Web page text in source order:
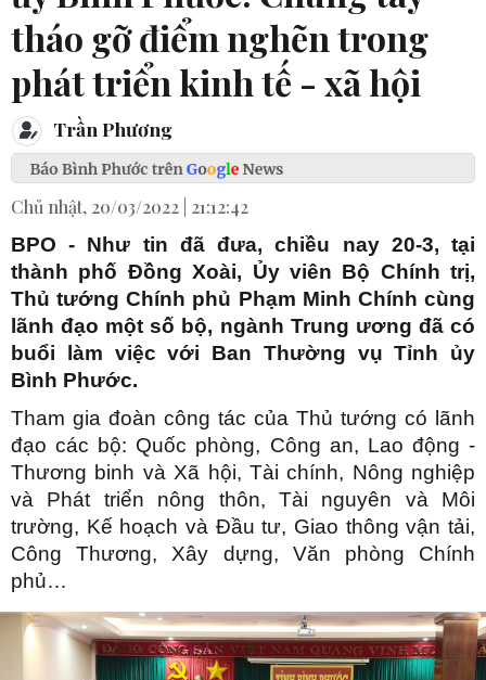
tháo gỡ điểm nghẽn trong
phát triển kinh tế - xã hội
Trần Phương
Chủ nhật, 20/03/2022 | 21:12:42
BPO - Như tin đã đưa, chiều nay 20-3, tại
thành phố Đồng Xoài, Ủy viên Bộ Chính trị,
Thủ tướng Chính phủ Phạm Minh Chính cùng
lãnh đạo một số bộ, ngành Trung ương đã có
buổi làm việc với Ban Thường vụ Tỉnh ủy
Bình Phước.
Tham gia đoàn công tác của Thủ tướng có lãnh
đạo các bộ: Quốc phòng, Công an, Lao động -
Thương binh và Xã hội, Tài chính, Nông nghiệp
và Phát triển nông thôn, Tài nguyên và Môi
trường, Kế hoạch và Đầu tư, Giao thông vận tải,
Công Thương, Xây dựng, Văn phòng Chính
phủ…